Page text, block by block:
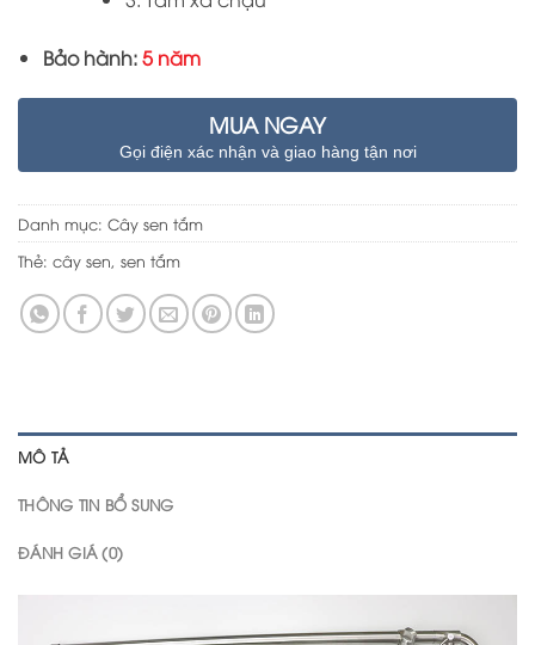
Bảo hành:5 năm
MUA NGAY
Gọi điện xác nhận và giao hàng tận nơi
Danh mục: Cây sen tắm
Thẻ: cây sen, sen tắm
MÔ TẢ
THÔNG TIN BỔ SUNG
ĐÁNH GIÁ (0)